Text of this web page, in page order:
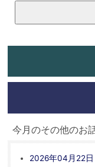
今月のその他のお
2026年04月22日